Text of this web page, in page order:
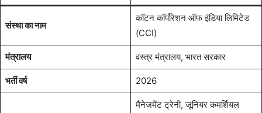
संस्था का नाम
कॉटन कॉर्पोरेशन ऑफ इंडिया लिमिटेड
(CCI)
मंत्रालय वस्त्र मंत्रालय, भारत सरकार
भर्ती वर्ष 2026
मैनेजमेंट ट्रेनी, जूनियर कमर्शियल